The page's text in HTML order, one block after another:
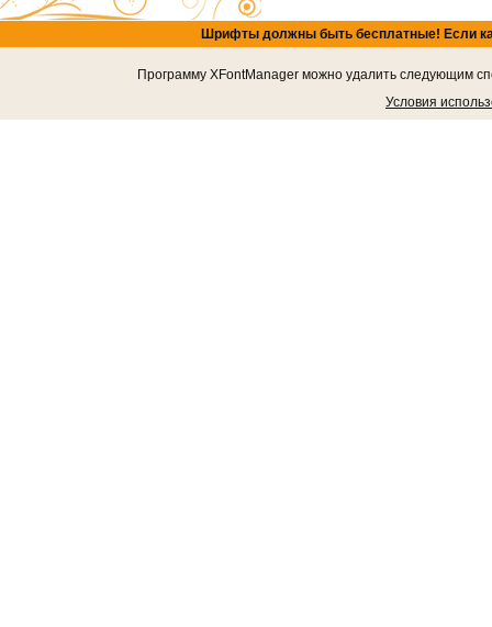
Шрифты должны быть бесплатные! Если
Программу XFontManager можно удалить следующим
Условия